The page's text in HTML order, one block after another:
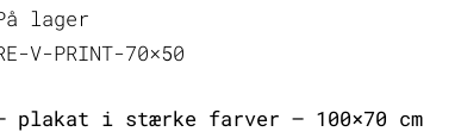
lager
V-PRINT-70×50
plakat i stærke farver – 100×70 cm